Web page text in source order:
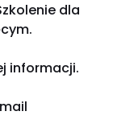
dla
informacji.